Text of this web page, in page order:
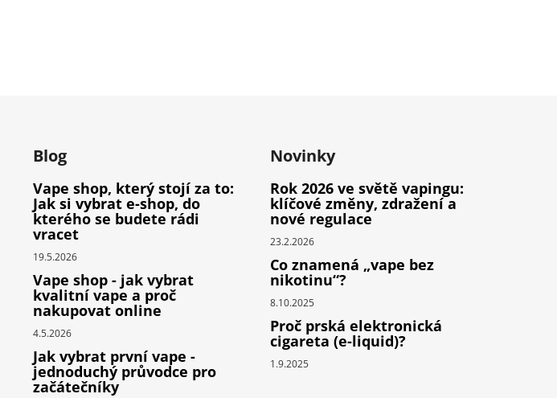
Blog
Vape shop, který stojí za to:
Jak si vybrat e-shop, do
kterého se budete rádi
vracet
19.5.2026
Vape shop - jak vybrat
kvalitní vape a proč
nakupovat online
4.5.2026
Jak vybrat první vape -
jednoduchý průvodce pro
začátečníky
Novinky
Rok 2026 ve světě vapingu:
klíčové změny, zdražení a
nové regulace
23.2.2026
Co znamená „vape bez
nikotinu“?
8.10.2025
Proč prská elektronická
cigareta (e-liquid)?
1.9.2025